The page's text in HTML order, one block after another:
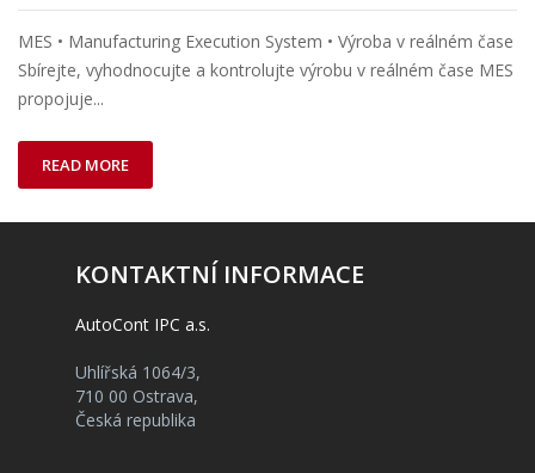
MES • Manufacturing Execution System • Výroba v reálném čase
Sbírejte, vyhodnocujte a kontrolujte výrobu v reálném čase MES
propojuje...
READ MORE
KONTAKTNÍ INFORMACE
AutoCont IPC a.s.
Uhlířská 1064/3,
710 00 Ostrava,
Česká republika